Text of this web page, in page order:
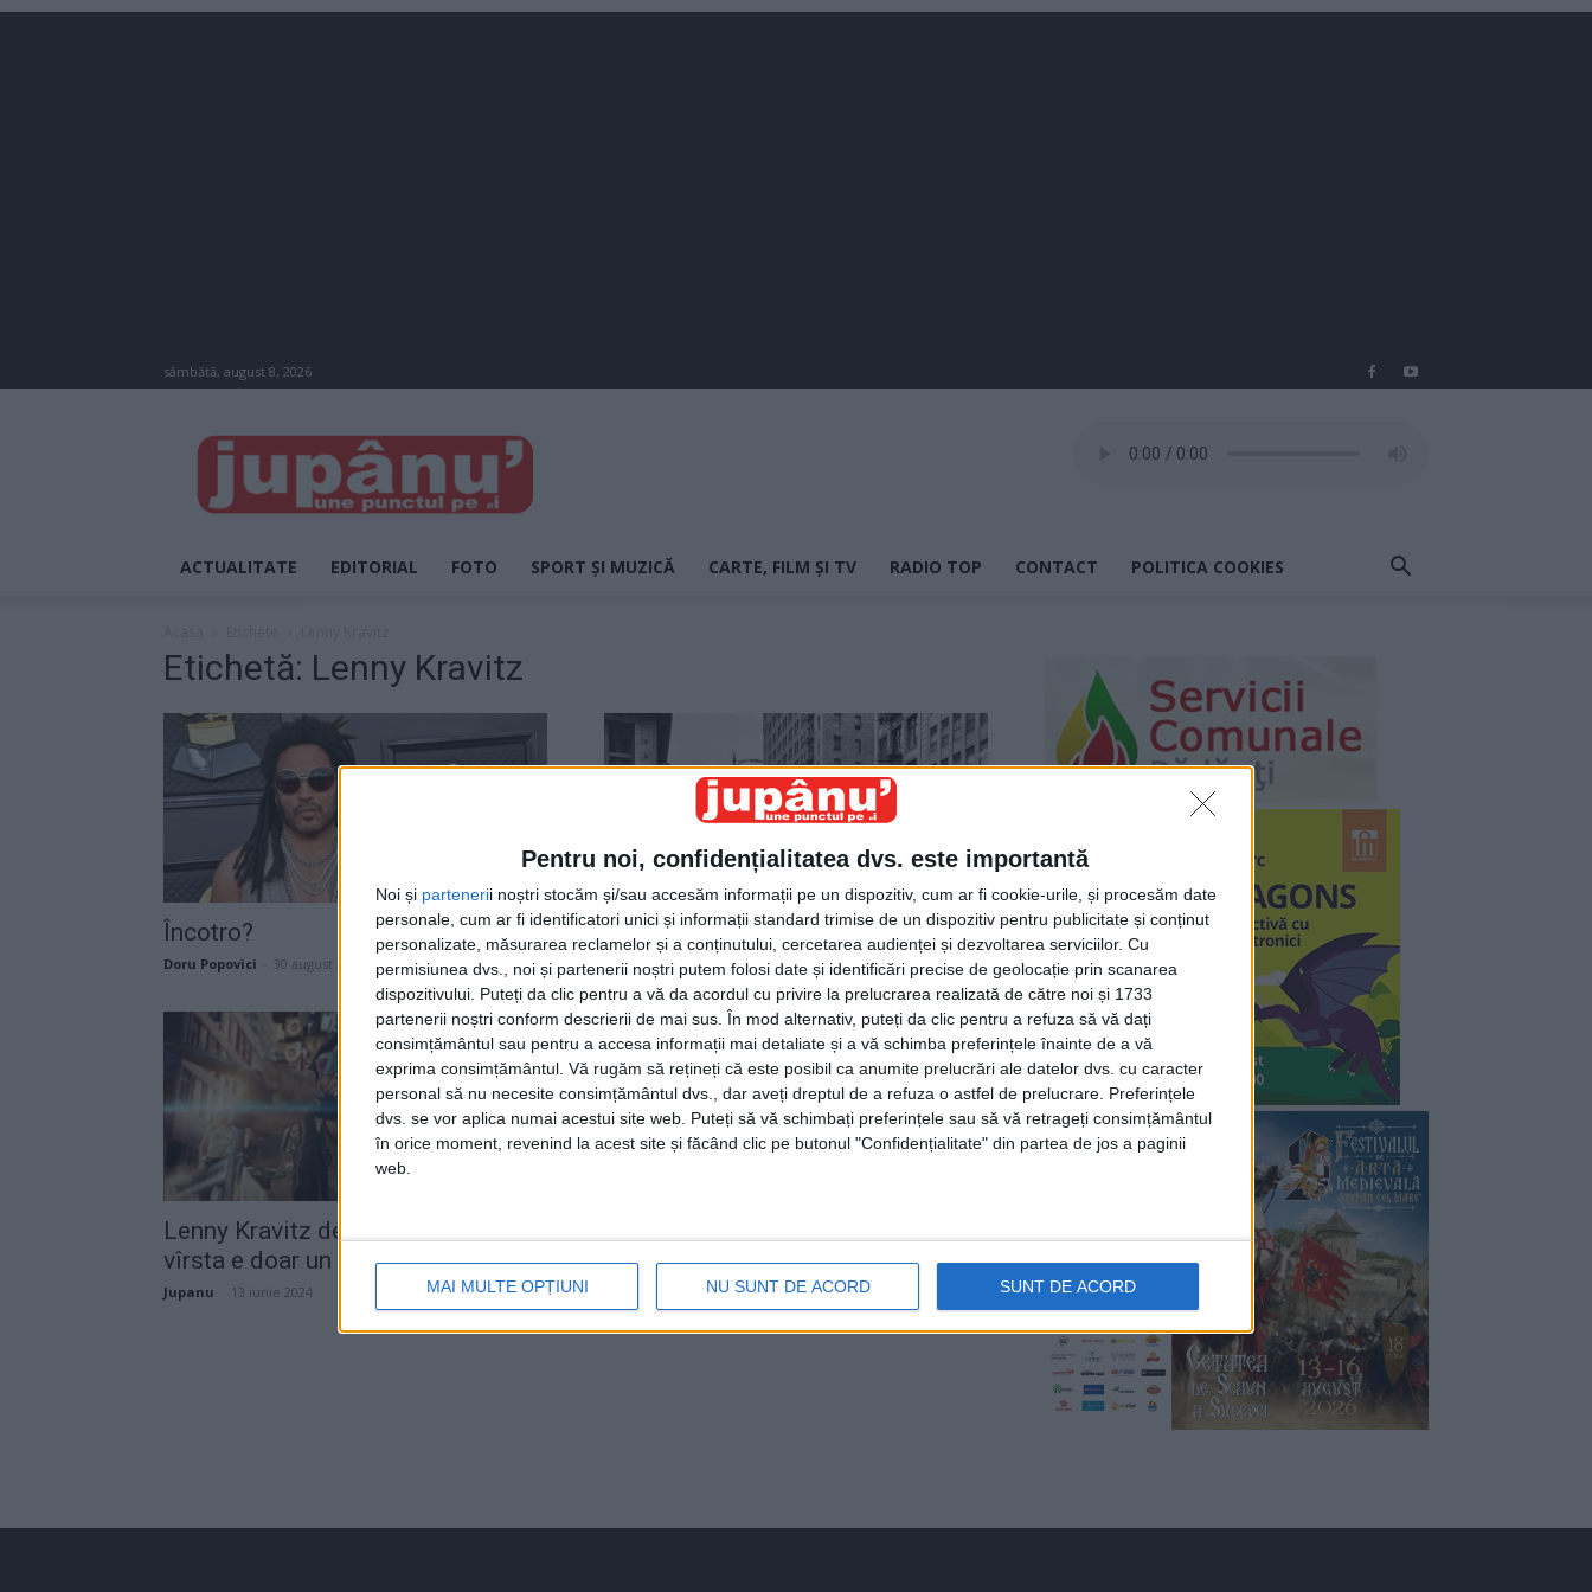
Pentru noi, confidențialitatea dvs. este importantă
Noi și partenerii noștri stocăm și/sau accesăm informații pe un dispozitiv, cum ar fi cookie-urile, și procesăm date
personale, cum ar fi identificatori unici și informații standard trimise de un dispozitiv pentru publicitate și conținut
personalizate, măsurarea reclamelor și a conținutului, cercetarea audienței și dezvoltarea serviciilor. Cu
permisiunea dvs., noi și partenerii noștri putem folosi date și identificări precise de geolocație prin scanarea
dispozitivului. Puteți da clic pentru a vă da acordul cu privire la prelucrarea realizată de către noi și 1733
partenerii noștri conform descrierii de mai sus. În mod alternativ, puteți da clic pentru a refuza să vă dați
consimțământul sau pentru a accesa informații mai detaliate și a vă schimba preferințele înainte de a vă
exprima consimțământul. Vă rugăm să rețineți că este posibil ca anumite prelucrări ale datelor dvs. cu caracter
personal să nu necesite consimțământul dvs., dar aveți dreptul de a refuza o astfel de prelucrare. Preferințele
dvs. se vor aplica numai acestui site web. Puteți să vă schimbați preferințele sau să vă retrageți consimțământul
în orice moment, revenind la acest site și făcând clic pe butonul "Confidențialitate" din partea de jos a paginii
web.
MAI MULTE OPȚIUNI NU SUNT DE ACORD SUNT DE ACORD
sâmbătă, august 8, 2026
JUPÂNU'
ACTUALITATE EDITORIAL FOTO SPORT ȘI MUZICĂ CARTE, FILM ȘI TV RADIO TOP CONTACT POLITICA COOKIES
Etichetă: Lenny Kravitz
Încotro?
Doru Popovici 30 august 2024
Forever Bon Jovi
Jupanu - 20 iunie 2024
Lenny Kravitz demonstrează că
vîrsta e doar un număr
Jupanu 13 iunie 2024